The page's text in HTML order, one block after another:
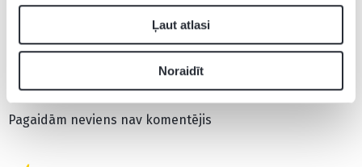
Ļaut atlasi
Noraidīt
Pagaidām neviens nav komentējis